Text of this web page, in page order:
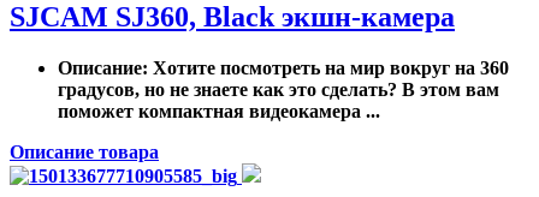
SJCAM SJ360, Black экшн-камера
Описание: Хотите посмотреть на мир вокруг на 360
градусов, но не знаете как это сделать? В этом вам
поможет компактная видеокамера ...
Описание товара